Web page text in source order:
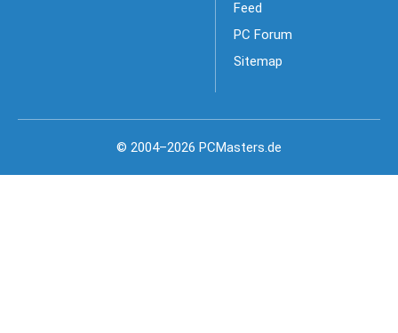
Feed
PC Forum
Sitemap
© 2004–2026 PCMasters.de